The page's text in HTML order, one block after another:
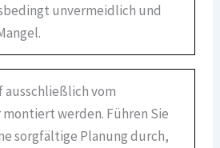
unvermeidlich und
ausschließlich vom
montiert werden. Führen Sie
sorgfältige Planung durch,